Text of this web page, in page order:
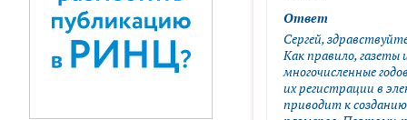
Ответ
Сергей,
Как правило,
многочисленные
их регистрации в
приводит к